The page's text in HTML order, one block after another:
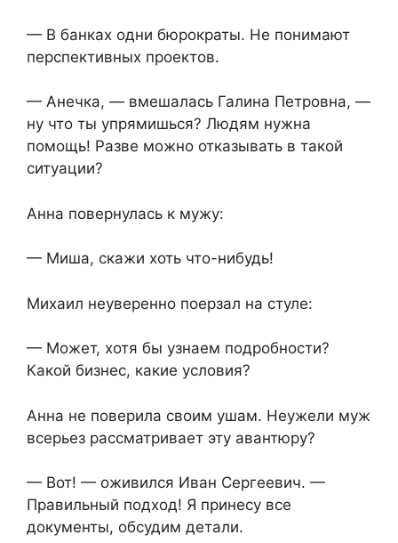
— В банках одни бюрократы. Не понимают
перспективных проектов.
— Анечка, — вмешалась Галина Петровна, —
ну что ты упрямишься? Людям нужна
помощь! Разве можно отказывать в такой
ситуации?
Анна повернулась к мужу:
— Миша, скажи хоть что-нибудь!
Михаил неуверенно поерзал на стуле:
— Может, хотя бы узнаем подробности?
Какой бизнес, какие условия?
Анна не поверила своим ушам. Неужели муж
всерьез рассматривает эту авантюру?
— Вот! — оживился Иван Сергеевич. —
Правильный подход! Я принесу все
документы, обсудим детали.